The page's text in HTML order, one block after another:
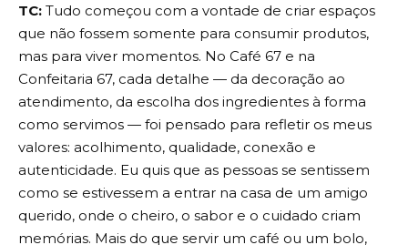
TC: Tudo começou com a vontade de criar espaços
que não fossem somente para consumir produtos,
mas para viver momentos. No Café 67 e na
Confeitaria 67, cada detalhe — da decoração ao
atendimento, da escolha dos ingredientes à forma
como servimos — foi pensado para refletir os meus
valores: acolhimento, qualidade, conexão e
autenticidade. Eu quis que as pessoas se sentissem
como se estivessem a entrar na casa de um amigo
querido, onde o cheiro, o sabor e o cuidado criam
memórias. Mais do que servir um café ou um bolo,